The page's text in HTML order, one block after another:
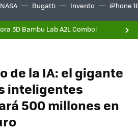
NASA Bugatti Invento iPhone
3D Bambu Lab A2L Combo!
de la IA: el gigante
inteligentes
500 millones en